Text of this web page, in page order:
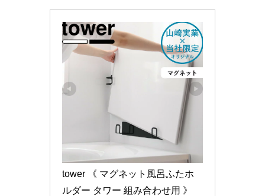
tower 《 マグネット風呂ふたホ
ルダー タワー 組み合わせ用 》